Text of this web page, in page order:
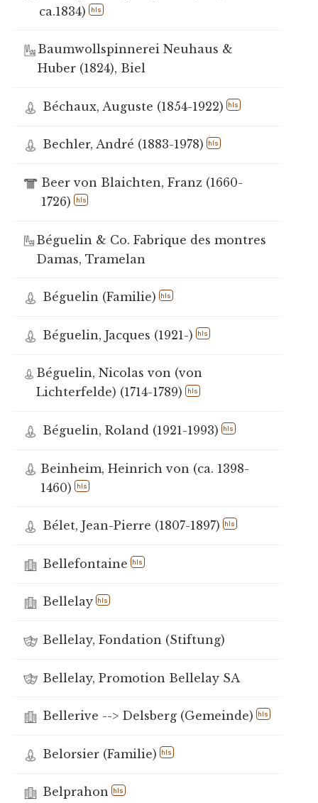
ca.1834)
hls
Baumwollspinnerei Neuhaus &
Huber (1824), Biel
Béchaux, Auguste (1854-1922) hls
Bechler, André (1883-1978) hls
Beer von Blaichten, Franz (1660-
1726)
hls
Béguelin & Co. Fabrique des montres
Damas, Tramelan
Béguelin (Familie) hls
Béguelin, Jacques (1921-) hls
Béguelin, Nicolas von (von
Lichterfelde) (1714-1789)
hls
Béguelin, Roland (1921-1993) hls
Beinheim, Heinrich von (ca. 1398-
1460)
hls
Bélet, Jean-Pierre (1807-1897) hls
Bellefontaine hls
Bellelay hls
Bellelay, Fondation (Stiftung)
Bellelay, Promotion Bellelay SA
Bellerive --> Delsberg (Gemeinde) hls
Belorsier (Familie) hls
Belprahon hls